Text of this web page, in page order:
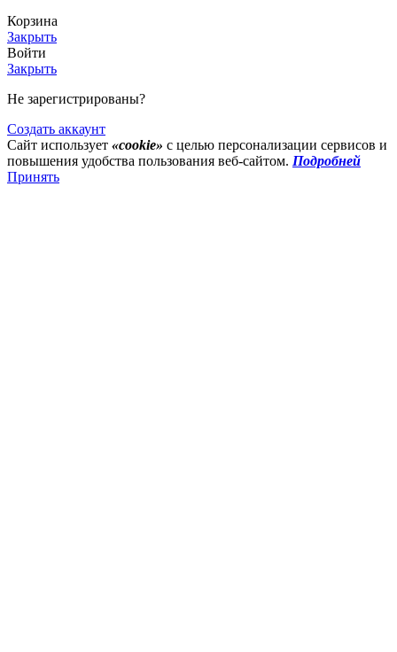
Корзина
Закрыть
Войти
Закрыть
Не зарегистрированы?
Создать аккаунт
Сайт использует «cookie» с целью персонализации сервисов и
повышения удобства пользования веб-сайтом. Подробней
Принять